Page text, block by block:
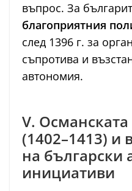
въпрос. За
благоприятния
след 1396 г. за
съпротива и
автономия.
V.
(1402–1413) и
на български
инициативи